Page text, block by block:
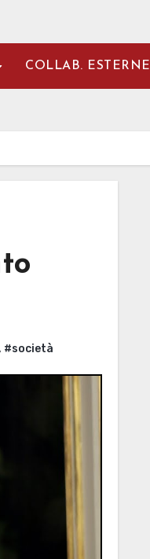
COLLAB. ESTERNE
#società